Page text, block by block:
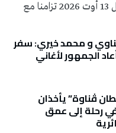
تُنظم جمعية تراثنا يوم الخميس المقبل 13 أوت 2026 تزامنا مع
و محمد خيري: سفر
الجمهور لأغاني
ڤناوة” يأخذان
رحلة إلى عمق